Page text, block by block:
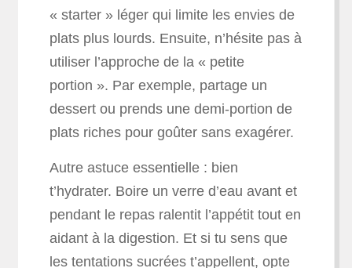
« starter » léger qui limite les envies de
plats plus lourds. Ensuite, n’hésite pas à
utiliser l’approche de la « petite
portion ». Par exemple, partage un
dessert ou prends une demi-portion de
plats riches pour goûter sans exagérer.
Autre astuce essentielle : bien
t’hydrater. Boire un verre d’eau avant et
pendant le repas ralentit l’appétit tout en
aidant à la digestion. Et si tu sens que
les tentations sucrées t’appellent, opte